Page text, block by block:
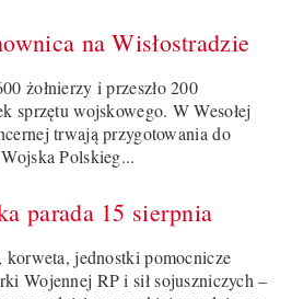
na Wisłostradzie
żołnierzy i przeszło 200
sprzętu wojskowego. W Wesołej
trwają przygotowania do
Polskieg...
parada 15 sierpnia
korweta, jednostki pomocnicze
Wojennej RP i sił sojuszniczych –